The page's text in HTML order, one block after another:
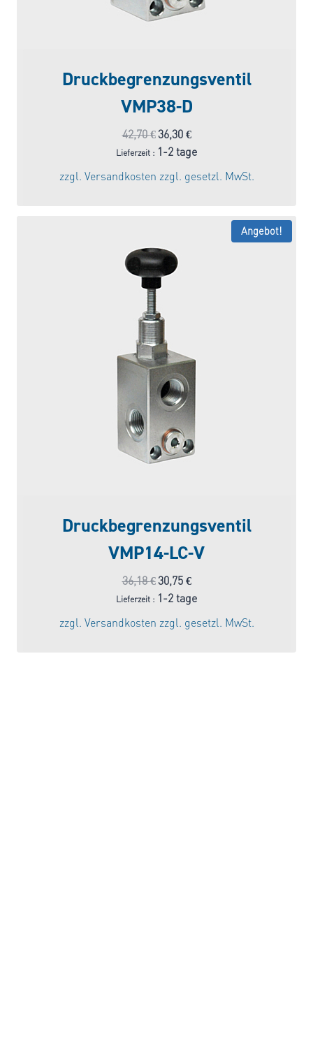
Druckbegrenzungsventil
VMP38-D
42,70€Ursprünglicher
Preis
war:
42,70 €
36,30 €Aktueller
Preis
Lieferzeit : 1-2 tage
zzgl. Versandkosten zzgl. gesetzl. MwSt.
Angebot!
Druckbegrenzungsventil
VMP14-LC-V
36,18€Ursprünglicher
Preis
war:
36,18 €
30,75 €Aktueller
Preis
Lieferzeit : 1-2 tage
zzgl. Versandkosten zzgl. gesetzl. MwSt.